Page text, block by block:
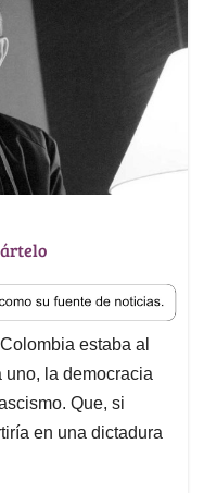
estaba al
uno, la democracia
Que, si
en una dictadura